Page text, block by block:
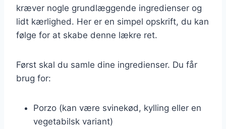
kræver nogle grundlæggende ingredienser og
lidt kærlighed. Her er en simpel opskrift, du kan
følge for at skabe denne lækre ret.
Først skal du samle dine ingredienser. Du får
brug for:
Porzo (kan være svinekød, kylling eller en
vegetabilsk variant)